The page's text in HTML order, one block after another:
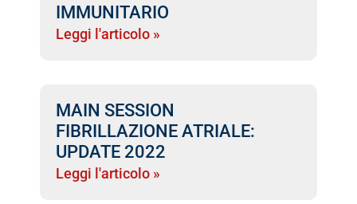
IMMUNITARIO
Leggi l'articolo »
MAIN SESSION
FIBRILLAZIONE ATRIALE:
UPDATE 2022
Leggi l'articolo »